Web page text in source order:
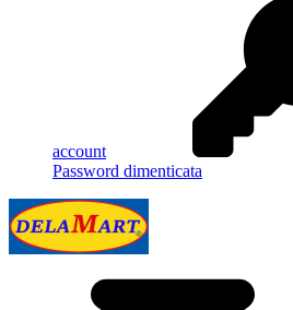
account
Password dimenticata